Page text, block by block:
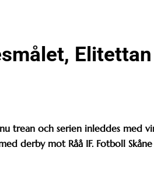
Elitettan
trean och serien inleddes med
derby mot Råå IF. Fotboll Skåne